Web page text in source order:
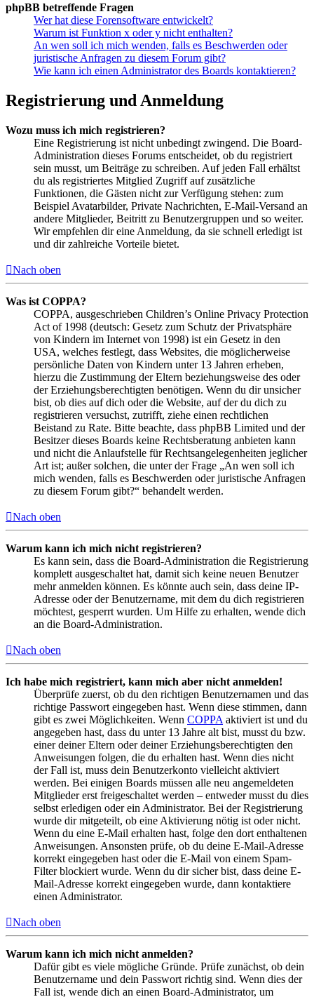
phpBB betreffende Fragen
Wer hat diese Forensoftware entwickelt?
Warum ist Funktion x oder y nicht enthalten?
An wen soll ich mich wenden, falls es Beschwerden oder
juristische Anfragen zu diesem Forum gibt?
Wie kann ich einen Administrator des Boards kontaktieren?
Registrierung und Anmeldung
Wozu muss ich mich registrieren?
Eine Registrierung ist nicht unbedingt zwingend. Die Board-
Administration dieses Forums entscheidet, ob du registriert
sein musst, um Beiträge zu schreiben. Auf jeden Fall erhältst
du als registriertes Mitglied Zugriff auf zusätzliche
Funktionen, die Gästen nicht zur Verfügung stehen: zum
Beispiel Avatarbilder, Private Nachrichten, E-Mail-Versand an
andere Mitglieder, Beitritt zu Benutzergruppen und so weiter.
Wir empfehlen dir eine Anmeldung, da sie schnell erledigt ist
und dir zahlreiche Vorteile bietet.
Nach oben
Was ist COPPA?
COPPA, ausgeschrieben Children’s Online Privacy Protection
Act of 1998 (deutsch: Gesetz zum Schutz der Privatsphäre
von Kindern im Internet von 1998) ist ein Gesetz in den
USA, welches festlegt, dass Websites, die möglicherweise
persönliche Daten von Kindern unter 13 Jahren erheben,
hierzu die Zustimmung der Eltern beziehungsweise des oder
der Erziehungsberechtigten benötigen. Wenn du dir unsicher
bist, ob dies auf dich oder die Website, auf der du dich zu
registrieren versuchst, zutrifft, ziehe einen rechtlichen
Beistand zu Rate. Bitte beachte, dass phpBB Limited und der
Besitzer dieses Boards keine Rechtsberatung anbieten kann
und nicht die Anlaufstelle für Rechtsangelegenheiten jeglicher
Art ist; außer solchen, die unter der Frage „An wen soll ich
mich wenden, falls es Beschwerden oder juristische Anfragen
zu diesem Forum gibt?“ behandelt werden.
Nach oben
Warum kann ich mich nicht registrieren?
Es kann sein, dass die Board-Administration die Registrierung
komplett ausgeschaltet hat, damit sich keine neuen Benutzer
mehr anmelden können. Es könnte auch sein, dass deine IP-
Adresse oder der Benutzername, mit dem du dich registrieren
möchtest, gesperrt wurden. Um Hilfe zu erhalten, wende dich
an die Board-Administration.
Nach oben
Ich habe mich registriert, kann mich aber nicht anmelden!
Überprüfe zuerst, ob du den richtigen Benutzernamen und das
richtige Passwort eingegeben hast. Wenn diese stimmen, dann
gibt es zwei Möglichkeiten. Wenn COPPA aktiviert ist und du
angegeben hast, dass du unter 13 Jahre alt bist, musst du bzw.
einer deiner Eltern oder deiner Erziehungsberechtigten den
Anweisungen folgen, die du erhalten hast. Wenn dies nicht
der Fall ist, muss dein Benutzerkonto vielleicht aktiviert
werden. Bei einigen Boards müssen alle neu angemeldeten
Mitglieder erst freigeschaltet werden – entweder musst du dies
selbst erledigen oder ein Administrator. Bei der Registrierung
wurde dir mitgeteilt, ob eine Aktivierung nötig ist oder nicht.
Wenn du eine E-Mail erhalten hast, folge den dort enthaltenen
Anweisungen. Ansonsten prüfe, ob du deine E-Mail-Adresse
korrekt eingegeben hast oder die E-Mail von einem Spam-
Filter blockiert wurde. Wenn du dir sicher bist, dass deine E-
Mail-Adresse korrekt eingegeben wurde, dann kontaktiere
einen Administrator.
Nach oben
Warum kann ich mich nicht anmelden?
Dafür gibt es viele mögliche Gründe. Prüfe zunächst, ob dein
Benutzername und dein Passwort richtig sind. Wenn dies der
Fall ist, wende dich an einen Board-Administrator, um